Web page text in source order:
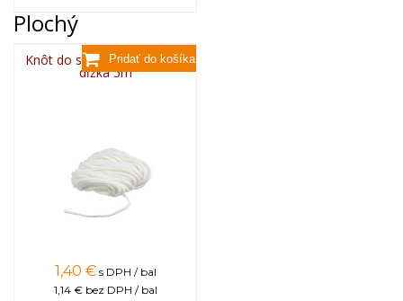
Plochý
Knôt do sviečky plochý 3x6,
dĺžka 5m
1,40 € s DPH / bal
1,14 € bez DPH / bal